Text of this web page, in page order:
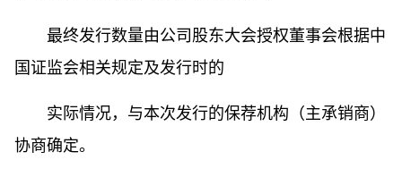
最终发行数量由公司股东大会授权董事会根据中
国证监会相关规定及发行时的
实际情况，与本次发行的保荐机构（主承销商）
协商确定。